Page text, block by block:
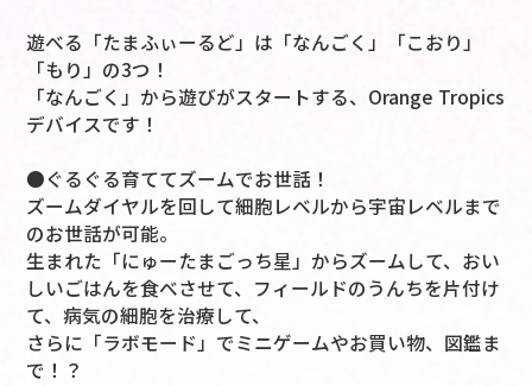
遊べる「たまふぃーるど」は「なんごく」「こおり」
「もり」の3つ！
「なんごく」から遊びがスタートする、Orange Tropics
デバイスです！
●ぐるぐる育ててズームでお世話！
ズームダイヤルを回して細胞レベルから宇宙レベルまで
のお世話が可能。
生まれた「にゅーたまごっち星」からズームして、おい
しいごはんを食べさせて、フィールドのうんちを片付け
て、病気の細胞を治療して、
さらに「ラボモード」でミニゲームやお買い物、図鑑ま
で！？